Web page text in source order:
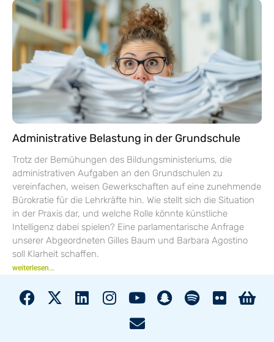
Administrative Belastung in der Grundschule
Trotz der Bemühungen des Bildungsministeriums, die
administrativen Aufgaben an den Grundschulen zu
vereinfachen, weisen Gewerkschaften auf eine zunehmende
Bürokratie für die Lehrkräfte hin. Wie stellt sich die Situation
in der Praxis dar, und welche Rolle könnte künstliche
Intelligenz dabei spielen? Eine parlamentarische Anfrage
unserer Abgeordneten Gilles Baum und Barbara Agostino
soll Klarheit schaffen.
weiterlesen...